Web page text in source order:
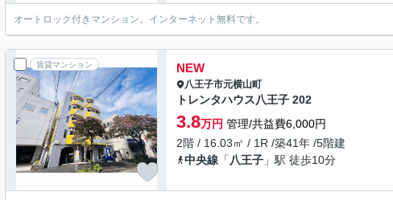
オートロック付きマンション。インターネット無料です。
賃貸マンション NEW
八王子市元横山町
トレンタハウス八王子 202
3.8万円 管理/共益費6,000円
2階 / 16.03㎡ / 1R /築41年 /5階建
中央線 「 八王子 」駅 徒歩10分